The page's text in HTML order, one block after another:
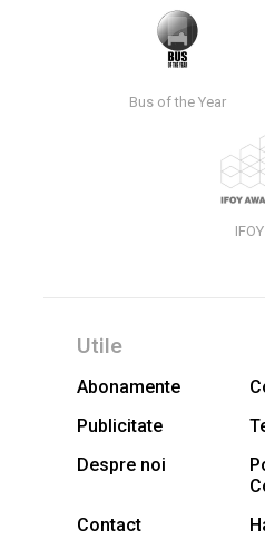
Bus of the Year
IFOY
Utile
Abonamente
Publicitate
Despre noi
Contact